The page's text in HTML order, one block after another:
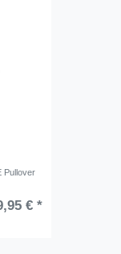
Pullover
€ *